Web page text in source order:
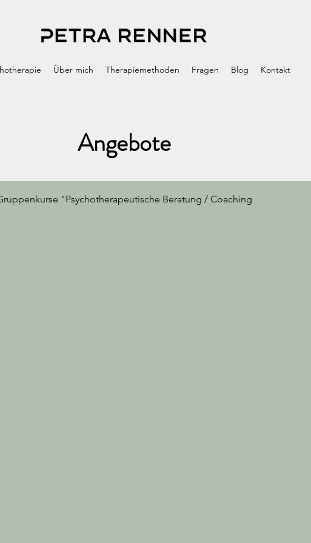
Über mich Therapiemethoden Fragen Blog Kontakt
Angebote
"Psychotherapeutische Beratung / Coaching